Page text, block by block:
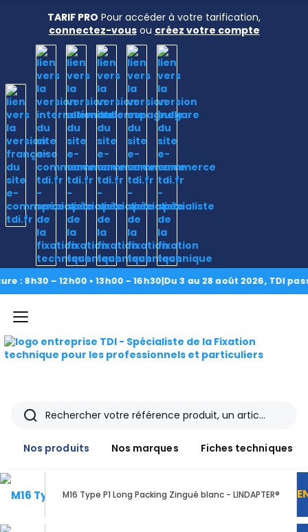
TARIF PRO Pour accéder à votre tarification,
connectez-vousou créez votre compte
8h30 – 12h00 • 13h00 - 16h30|Du 3 au 28 août 2026, TDI
Nos
produits
CAD/3D
marques
Fiches
Catalogue
Documentations
Mon
compte
Mon
menu
Rechercher
Nos produits
Nos marques Fiches techniques
Accueil › Nos produits › Lindapter › Crapauds
TYPE P1 LONG
TYPE P1 LONG
M10 Type P1 Long Packing Zingué blanc - LINDAPTER®
M16 Type P1 Long Packing Zingué blanc - LINDAPTER®